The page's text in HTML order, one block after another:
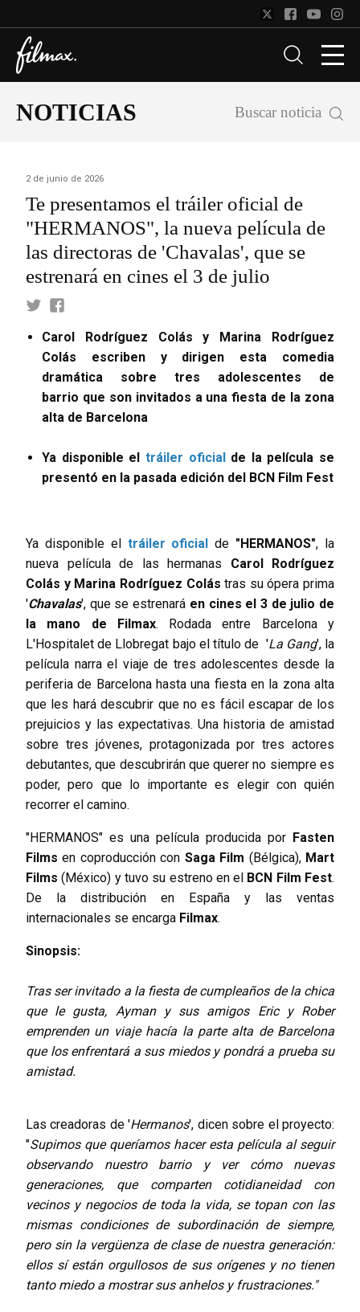
NOTICIAS Buscar noticia
2 de junio de 2026
Te presentamos el tráiler oficial de
"HERMANOS", la nueva película de
las directoras de 'Chavalas', que se
estrenará en cines el 3 de julio
Carol Rodríguez Colás y Marina Rodríguez
Colás escriben y dirigen esta comedia
dramática sobre tres adolescentes de
barrio que son invitados a una fiesta de la zona
alta de Barcelona
Ya disponible el tráiler oficial de la película se
presentó en la pasada edición del BCN Film Fest
Ya disponible el tráiler oficial de "HERMANOS", la
nueva película de las hermanas Carol Rodríguez
Colás y Marina Rodríguez Colás tras su ópera prima
'Chavalas', que se estrenará en cines el 3 de julio de
la mano de Filmax. Rodada entre Barcelona y
L'Hospitalet de Llobregat bajo el título de 'La Gang', la
película narra el viaje de tres adolescentes desde la
periferia de Barcelona hasta una fiesta en la zona alta
que les hará descubrir que no es fácil escapar de los
prejuicios y las expectativas. Una historia de amistad
sobre tres jóvenes, protagonizada por tres actores
debutantes, que descubrirán que querer no siempre es
poder, pero que lo importante es elegir con quién
recorrer el camino.
"HERMANOS" es una película producida por Fasten
Films en coproducción con Saga Film (Bélgica), Mart
Films (México) y tuvo su estreno en el BCN Film Fest.
De la distribución en España y las ventas
internacionales se encarga Filmax.
Sinopsis:
Tras ser invitado a la fiesta de cumpleaños de la chica
que le gusta, Ayman y sus amigos Eric y Rober
emprenden un viaje hacía la parte alta de Barcelona
que los enfrentará a sus miedos y pondrá a prueba su
amistad.
Las creadoras de 'Hermanos', dicen sobre el proyecto:
"Supimos que queríamos hacer esta película al seguir
observando nuestro barrio y ver cómo nuevas
generaciones, que comparten cotidianeidad con
vecinos y negocios de toda la vida, se topan con las
mismas condiciones de subordinación de siempre,
pero sin la vergüenza de clase de nuestra generación:
ellos sí están orgullosos de sus orígenes y no tienen
tanto miedo a mostrar sus anhelos y frustraciones."